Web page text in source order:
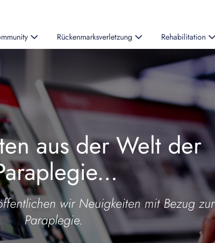
Rückenmarksverletzung Rehabilitation
aus der Welt der
wir Neuigkeiten mit Bezug zur
Paraplegie.